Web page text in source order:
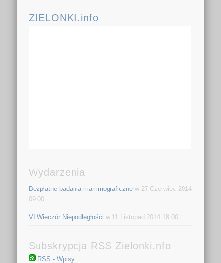
ZIELONKI.info
Wydarzenia
Bezpłatne badania mammograficzne w 27 Czerwiec 2014
09:00
VI Wieczór Niepodległości w 11 Listopad 2014 18:00
Subskrypcja RSS Zielonki.nfo
RSS - Wpisy